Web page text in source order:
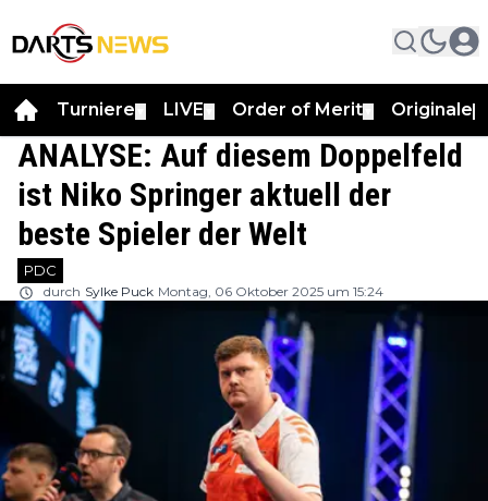
Turniere LIVE Order of Merit Originale
ANALYSE: Auf diesem Doppelfeld
ist Niko Springer aktuell der
beste Spieler der Welt
PDC
durch Sylke Puck Montag, 06 Oktober 2025 um 15:24